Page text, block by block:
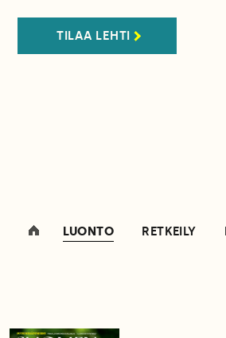
TILAA LEHTI
LUONTO RETKEILY